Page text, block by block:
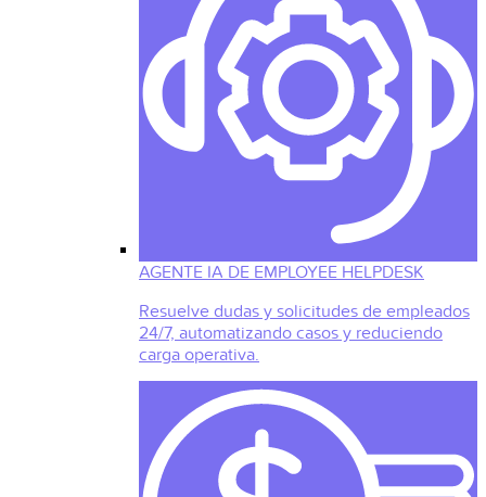
AGENTE IA DE EMPLOYEE HELPDESK
Resuelve dudas y solicitudes de empleados
24/7, automatizando casos y reduciendo
carga operativa.